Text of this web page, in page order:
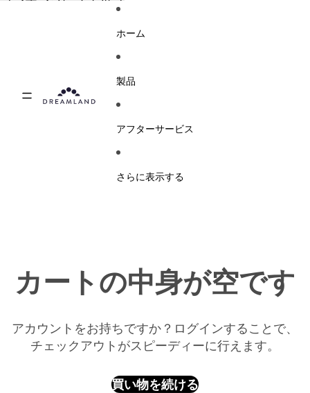
ホーム
製品
アフターサービス
さらに表示する
カートの中身が空です
アカウントをお持ちですか？ ログインすることで、
チェックアウトがスピーディーに行えます。
買い物を続ける